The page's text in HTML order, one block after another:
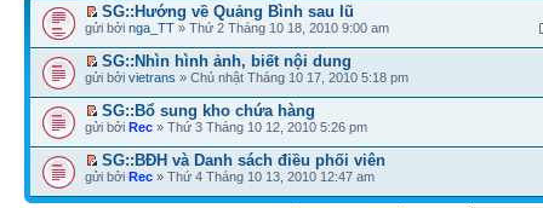
SG::Hướng về Quảng Bình sau lũ
gửi bởi nga_TT » Thứ 2 Tháng 10 18, 2010 9:00 am
SG::Nhìn hình ảnh, biết nội dung
gửi bởi vietrans » Chủ nhật Tháng 10 17, 2010 5:18 pm
SG::Bổ sung kho chứa hàng
gửi bởi Rec » Thứ 3 Tháng 10 12, 2010 5:26 pm
SG::BĐH và Danh sách điều phối viên
gửi bởi Rec » Thứ 4 Tháng 10 13, 2010 12:47 am